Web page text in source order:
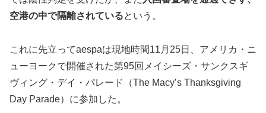
空港の中で隔離されているという。
これに先立ってaespaは現地時間11月25日、アメリカ・ニ
ューヨークで開催された第95回メイシーズ・サンクスギ
ヴィング・デイ・パレード（The Macy’s Thanksgiving
Day Parade）に参加した。